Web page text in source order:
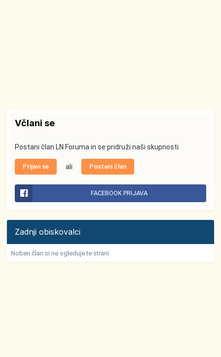
Včlani se
Postani član LN Foruma in se pridruži naši skupnosti.
Prijavi se ali Postani član
FACEBOOK PRIJAVA
Zadnji obiskovalci
Noben član si ne ogleduje te strani.